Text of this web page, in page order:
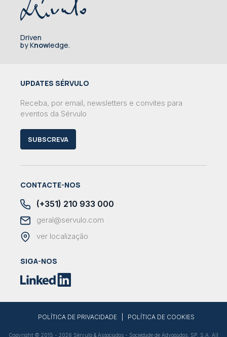
Driven
by Knowledge.
UPDATES SÉRVULO
Receba, por email, newsletters e convites para
eventos da Sérvulo
SUBSCREVA
CONTACTE-NOS
(+351) 210 933 000
geral@servulo.com
ver localização
SIGA-NOS
POLÍTICA DE PRIVACIDADE POLÍTICA DE COOKIES
Copyright © 2015 - 2026 Sérvulo & Associados - Sociedade de Advogados, SP, S.A. All